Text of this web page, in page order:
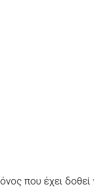
που έχει δοθεί